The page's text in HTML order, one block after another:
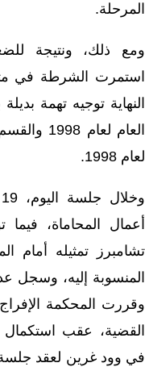
المرحلة.
ومع ذلك، ونتيجة
استمرت الشرطة في
لعام 1998.
أعمال المحاماة،
تشامبرز تمثيله أمام
المنسوبة إليه، وسجل
وقررت المحكمة
القضية، عقب استكمال
في وود غرين لعقد جلسة